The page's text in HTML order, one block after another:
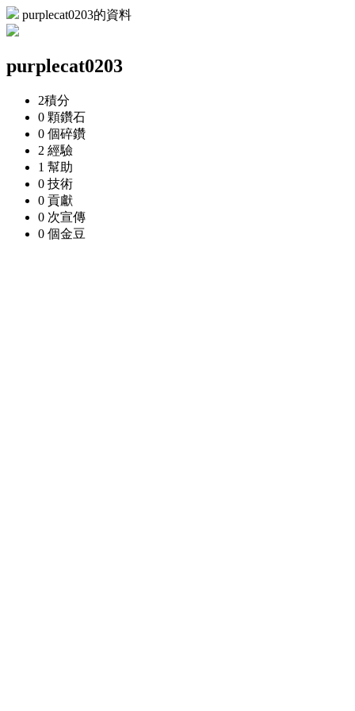
purplecat0203的資料
purplecat0203
2積分
0 顆鑽石
0 個碎鑽
2 經驗
1 幫助
0 技術
0 貢獻
0 次宣傳
0 個金豆